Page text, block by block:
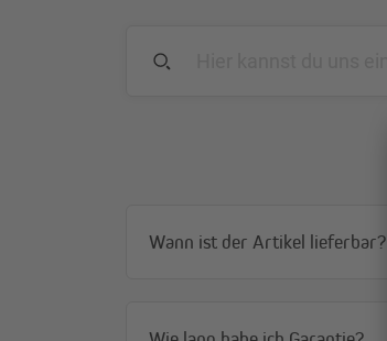
Wann ist der Artikel lieferbar?